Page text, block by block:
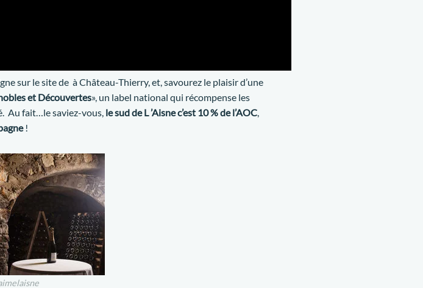
sur le site de à Château-Thierry, et, savourez le plaisir d’une
et Découvertes», un label national qui récompense les
Au fait…le saviez-vous, le sud de L ’Aisne c’est 10% de l’AOC,
!